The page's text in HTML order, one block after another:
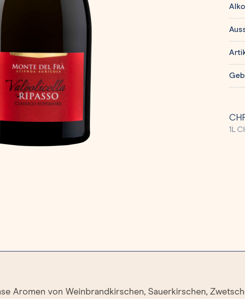
1L
Aromen von Weinbrandkirschen, Sauerkirschen,